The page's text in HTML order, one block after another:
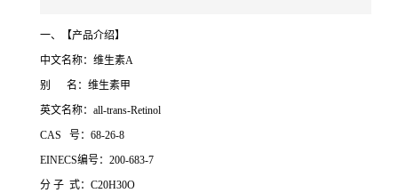
一、【产品介绍】
中文名称：维生素A
别 名：维生素甲
英文名称：all-trans-Retinol
CAS 号：68-26-8
EINECS编号：200-683-7
分 子 式：C20H30O